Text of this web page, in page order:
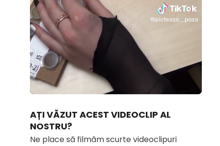
Loaded
100.00%
AȚI VĂZUT ACEST VIDEOCLIP AL
NOSTRU?
Ne place să filmăm scurte videoclipuri